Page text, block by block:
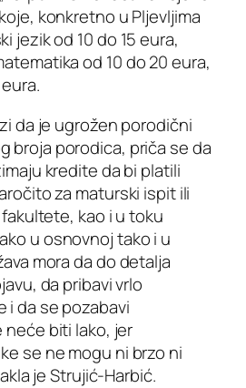
konkretno u Pljevljima
jezik od 10 do 15 eura,
od 10 do 20 eura,
da je ugrožen porodični
broja porodica, priča se da
kredite da bi platili
za maturski ispit ili
kao i u toku
u osnovnoj tako i u
mora da do detalja
da pribavi vrlo
i da se pozabavi
neće biti lako, jer
se ne mogu ni brzo ni
je Strujić-Harbić.